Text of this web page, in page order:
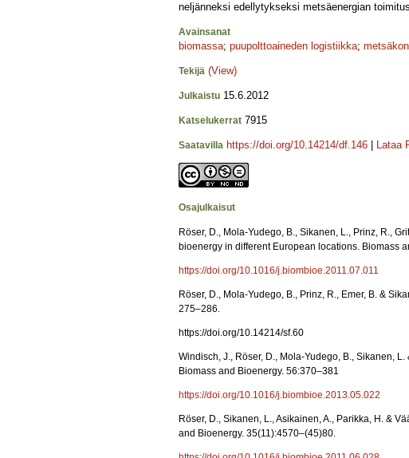
neljänneksi edellytykseksi metsäenergian
Avainsanat
biomassa; puupolttoaineden logistiikka;
Tekijä (View)
Julkaistu 15.6.2012
Katselukerrat 7915
Saatavilla https://doi.org/10.14214/df.146 Lataa
Osajulkaisut
Röser, D., Mola-Yudego, B., Sikanen, L., Prinz, R.,
bioenergy in different European locations. Biomass
https://doi.org/10.1016/j.biombioe.2011.07.011
Röser, D., Mola-Yudego, B., Prinz, R., Emer, B. &
275–286.
https://doi.org/10.14214/sf.60
Windisch, J., Röser, D., Mola-Yudego, B., Sikanen,
Biomass and Bioenergy. 56:370–381
https://doi.org/10.1016/j.biombioe.2013.05.022
Röser, D., Sikanen, L., Asikainen, A., Parikka, H. &
and Bioenergy. 35(11):4570–(45)80.